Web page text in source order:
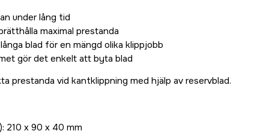
under lång tid
maximal prestanda
blad för en mängd olika klippjobb
gör det enkelt att byta blad
prestanda vid kantklippning med hjälp av reservblad.
210 x 90 x 40 mm